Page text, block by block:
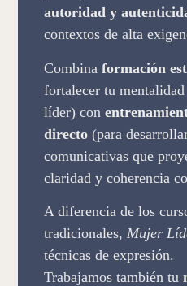
autoridad y
contextos de alta
Combinaformación
fortalecer tu
líder) con
directo (para
comunicativas que
claridad y coherencia
A diferencia de los
tradicionales, Mujer
técnicas de expresión.
Trabajamos también tu